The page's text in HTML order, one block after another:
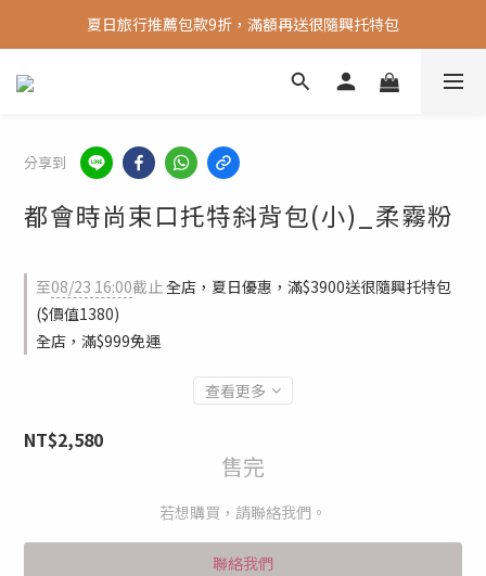
新會員送 100元首購金
夏日旅行推薦包款9折，滿額再送很隨興托特包
分享到
都會時尚束口托特斜背包(小)_柔霧粉
至08/23 16:00截止全店，夏日優惠，滿$3900送很隨興托特包
($價值1380)
全店，滿$999免運
查看更多
NT$2,580
售完
若想購買，請聯絡我們。
聯絡我們